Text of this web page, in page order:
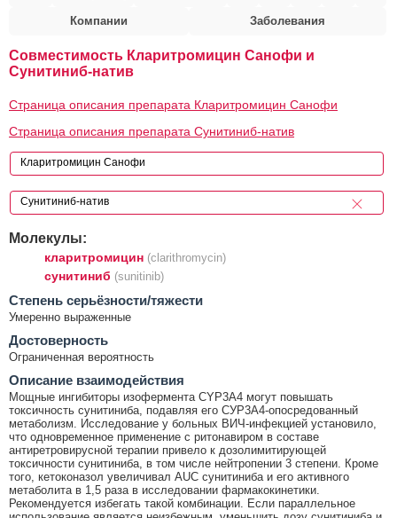
Компании Заболевания
Совместимость Кларитромицин Санофи и
Сунитиниб-натив
Страница описания препарата Кларитромицин Санофи
Страница описания препарата Сунитиниб-натив
Молекулы:
кларитромицин (clarithromycin)
сунитиниб (sunitinib)
Cтепень серьёзности/тяжести
Умеренно выраженные
Достоверность
Ограниченная вероятность
Описание взаимодействия
Мощные ингибиторы изофермента CYP3A4 могут повышать
токсичность сунитиниба, подавляя его СУР3А4-опосредованный
метаболизм. Исследование у больных ВИЧ-инфекцией установило,
что одновременное применение с ритонавиром в составе
антиретровирусной терапии привело к дозолимитирующей
токсичности сунитиниба, в том числе нейтропении 3 степени. Кроме
того, кетоконазол увеличивал AUC сунитиниба и его активного
метаболита в 1,5 раза в исследовании фармакокинетики.
Рекомендуется избегать такой комбинации. Если параллельное